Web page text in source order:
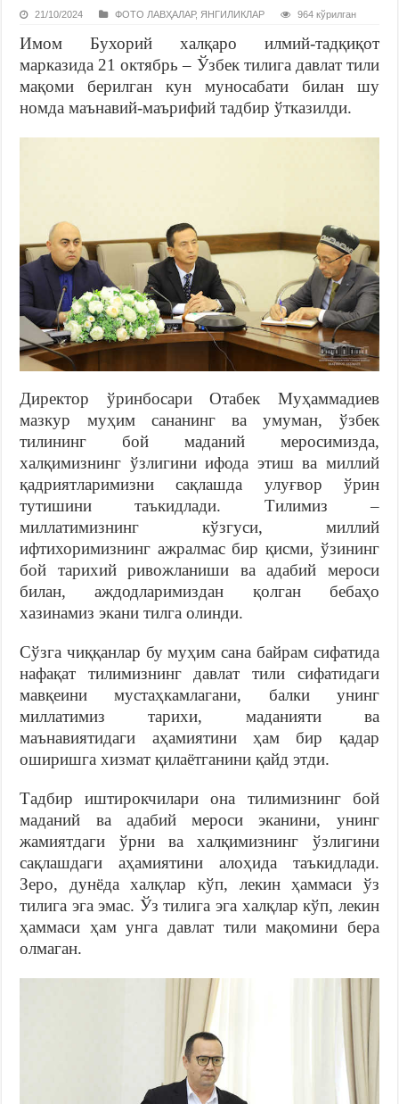
21/10/2024 ФОТО ЛАВҲАЛАР, ЯНГИЛИКЛАР 964 кўрилган
Имом Бухорий халқаро илмий-тадқиқот
марказида 21 октябрь – Ўзбек тилига давлат тили
мақоми берилган кун муносабати билан шу
номда маънавий-маърифий тадбир ўтказилди.
Директор ўринбосари Отабек Муҳаммадиев
мазкур муҳим сананинг ва умуман, ўзбек
тилининг бой маданий меросимизда,
халқимизнинг ўзлигини ифода этиш ва миллий
қадриятларимизни сақлашда улуғвор ўрин
тутишини таъкидлади. Тилимиз –
миллатимизнинг кўзгуси, миллий
ифтихоримизнинг ажралмас бир қисми, ўзининг
бой тарихий ривожланиши ва адабий мероси
билан, аждодларимиздан қолган бебаҳо
хазинамиз экани тилга олинди.
Сўзга чиққанлар бу муҳим сана байрам сифатида
нафақат тилимизнинг давлат тили сифатидаги
мавқеини мустаҳкамлагани, балки унинг
миллатимиз тарихи, маданияти ва
маънавиятидаги аҳамиятини ҳам бир қадар
оширишга хизмат қилаётганини қайд этди.
Тадбир иштирокчилари она тилимизнинг бой
маданий ва адабий мероси эканини, унинг
жамиятдаги ўрни ва халқимизнинг ўзлигини
сақлашдаги аҳамиятини алоҳида таъкидлади.
Зеро, дунёда халқлар кўп, лекин ҳаммаси ўз
тилига эга эмас. Ўз тилига эга халқлар кўп, лекин
ҳаммаси ҳам унга давлат тили мақомини бера
олмаган.